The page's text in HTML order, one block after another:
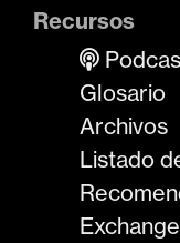
Recursos
Glosario
Archivos
Listado